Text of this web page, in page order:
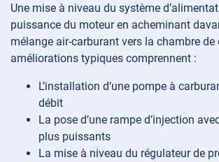
Une mise à niveau du système
puissance du moteur en acheminant
mélange air-carburant vers la chambre
améliorations typiques comprennent :
L’installation d’une pompe à
débit
La pose d’une rampe d’injection
plus puissants
La mise à niveau du régulateur de